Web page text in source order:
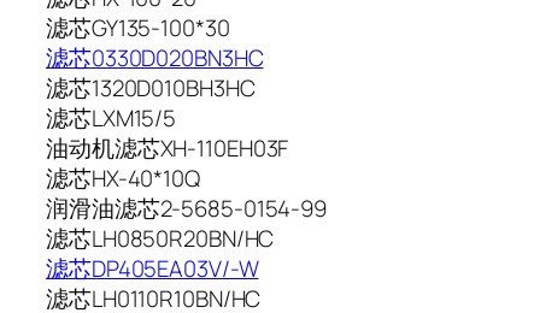
滤芯GY135-100*30
滤芯0330D020BN3HC
滤芯1320D010BH3HC
滤芯LXM15/5
油动机滤芯XH-110EH03F
滤芯HX-40*10Q
润滑油滤芯2-5685-0154-99
滤芯LH0850R20BN/HC
滤芯DP405EA03V/-W
滤芯LH0110R10BN/HC